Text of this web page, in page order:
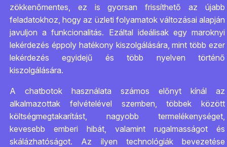
zökkenőmentes, ez is gyorsan frissíthető az újabb
feladatokhoz, hogy az üzleti folyamatok változásai alapján
javuljon a funkcionalitás. Ezáltal ideálisak egy maroknyi
lekérdezés éppoly hatékony kiszolgálására, mint több ezer
lekérdezés egyidejű és több nyelven történő
kiszolgálására.
A chatbotok használata számos előnyt kínál az
alkalmazottak felvételével szemben, többek között
költségmegtakarítást, nagyobb termelékenységet,
kevesebb emberi hibát, valamint rugalmasságot és
skálázhatóságot. Az ilyen technológiák bevezetése